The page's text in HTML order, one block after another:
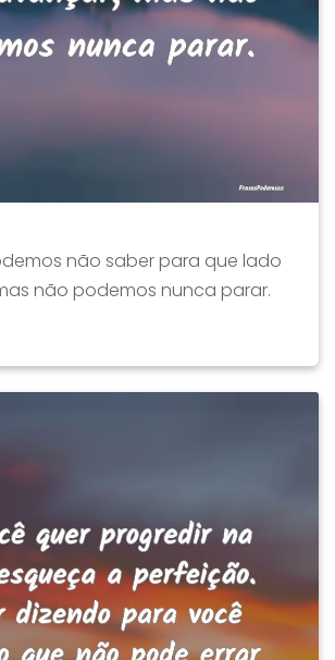
não saber para que lado
não podemos nunca parar.